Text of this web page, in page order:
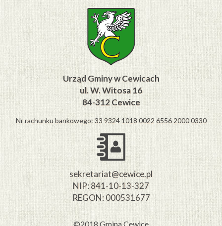
Urząd Gminy w Cewicach
ul. W. Witosa 16
84-312 Cewice
Nr rachunku bankowego: 33 9324 1018 0022 6556 2000 0330
sekretariat@cewice.pl
NIP: 841-10-13-327
REGON: 000531677
©2018 Gmina Cewice